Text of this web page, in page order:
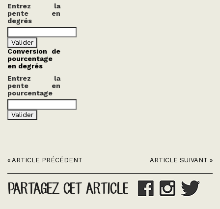
Entrez la
pente en
degrés
Conversion de
pourcentage
en degrés
Entrez la
pente en
pourcentage
« ARTICLE PRÉCÉDENT ARTICLE SUIVANT »
PARTAGEZ CET ARTICLE